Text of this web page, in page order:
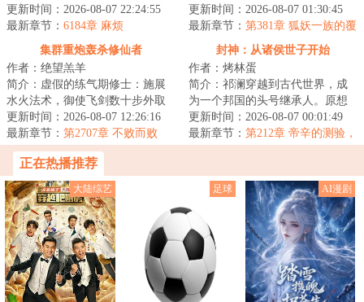
不过是踏上永生的仙道，但披荆
斩棘得偿所愿之...
更新时间：2026-08-07 22:24:55
最新章节： 6184章 麻烦
简单，白天出门斩妖除魔刷功
绩，争取平步青云...
更新时间：2026-08-07 01:30:45
最新章节： 第381章 狐妖一族的覆
集群重炮轰杀修仙者
作者：绝望羔羊
简介：虚假的练气期修士：施展
水火法术，御使飞剑数十步外取
敌首级，富裕的还有一枚盾牌法
器，攻守兼备，...
更新时间：2026-08-07 12:26:16
最新章节： 第2707章 不败而败
封神：从诸侯世子开始
作者：烤林蛋
简介：祁澜穿越到古代世界，成
为一个邦国的头号继承人。原想
着这辈子也就搞搞发明，学习各
路穿越者前辈，...
更新时间：2026-08-07 00:01:49
最新章节： 第212章 帝辛的测验，
正在热播推荐
大陆综艺 足球 AI漫剧